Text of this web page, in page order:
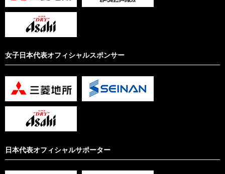
女子日本代表オフィシャルスポンサー
日本代表オフィシャルサポーター